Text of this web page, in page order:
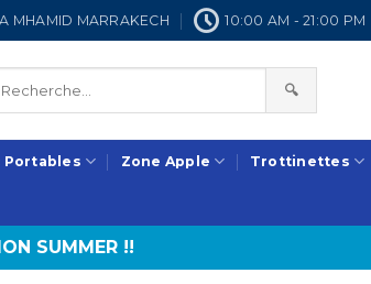
MHAMID MARRAKECH 10:00 AM - 21:00 PM
🔍
Portables Zone Apple Trottinettes
SUMMER !!